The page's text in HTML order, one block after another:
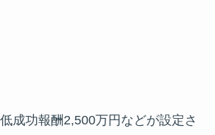
成功報酬2,500万円などが設定さ